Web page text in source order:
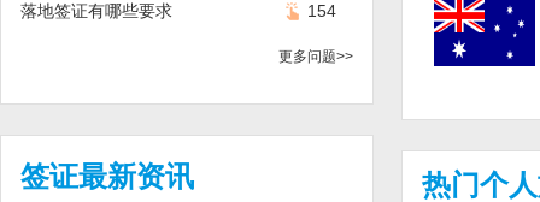
落地签证有哪些要求
154
更多问题>>
签证最新资讯 热门个